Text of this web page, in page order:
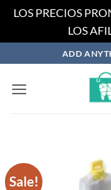
LOS PRECIOS
LOS
to
content
ADD
Sale!